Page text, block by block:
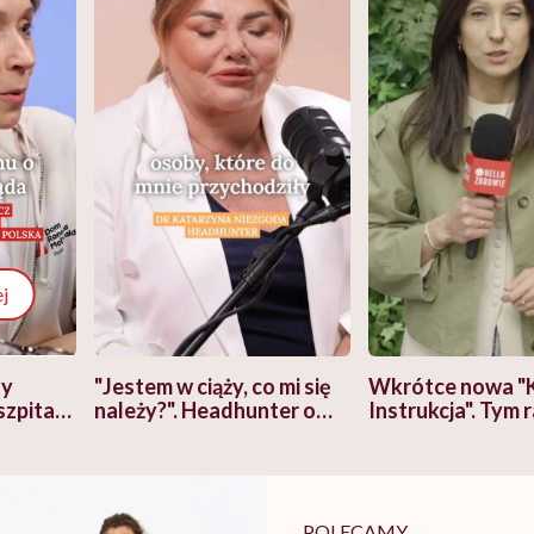
"Jestem w ciąży, co mi się
należy?". Headhunter o
Wkrótce nowa
Instrukcja". Tym